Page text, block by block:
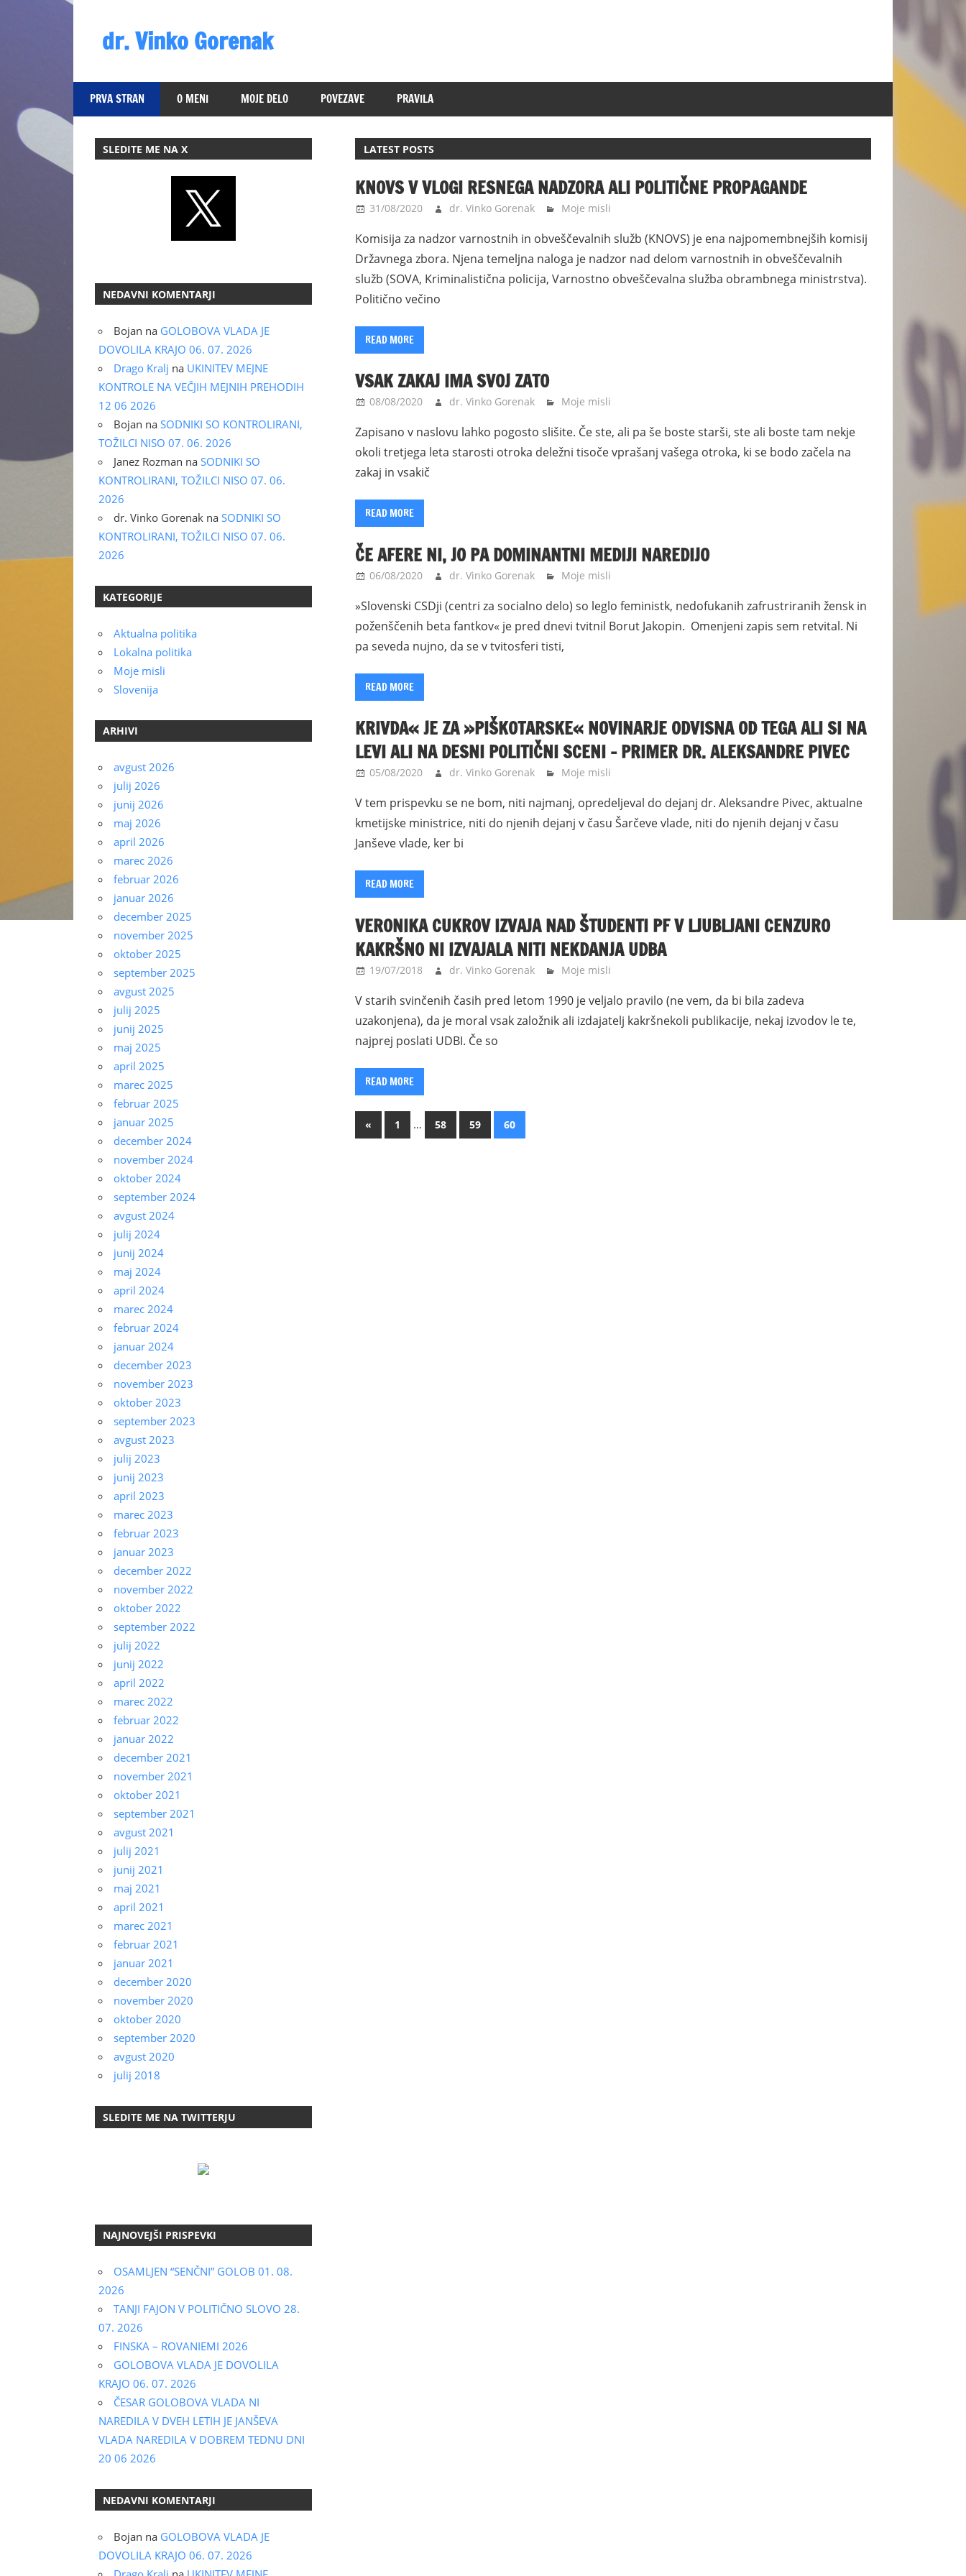
Skip
contentdr. Vinko Gorenak
poslanec
DZ
RS
PRVA STRAN O MENI MOJE DELO POVEZAVE PRAVILA
LATEST POSTS
KNOVS V VLOGI RESNEGA NADZORA ALI POLITIČNE PROPAGANDE
31/08/2020 dr. Vinko Gorenak Moje misli
Komisija za nadzor varnostnih in obveščevalnih služb (KNOVS) je ena najpomembnejših komisij
Državnega zbora. Njena temeljna naloga je nadzor nad delom varnostnih in obveščevalnih
služb (SOVA, Kriminalistična policija, Varnostno obveščevalna služba obrambnega ministrstva).
Politično večino
READ MORE
VSAK ZAKAJ IMA SVOJ ZATO
08/08/2020 dr. Vinko Gorenak Moje misli
Zapisano v naslovu lahko pogosto slišite. Če ste, ali pa še boste starši, ste ali boste tam nekje
okoli tretjega leta starosti otroka deležni tisoče vprašanj vašega otroka, ki se bodo začela na
zakaj in vsakič
READ MORE
ČE AFERE NI, JO PA DOMINANTNI MEDIJI NAREDIJO
06/08/2020 dr. Vinko Gorenak Moje misli
»Slovenski CSDji (centri za socialno delo) so leglo feministk, nedofukanih zafrustriranih žensk in
poženščenih beta fantkov« je pred dnevi tvitnil Borut Jakopin. Omenjeni zapis sem retvital. Ni
pa seveda nujno, da se v tvitosferi tisti,
READ MORE
KRIVDA« JE ZA »PIŠKOTARSKE« NOVINARJE ODVISNA OD TEGA ALI SI NA
LEVI ALI NA DESNI POLITIČNI SCENI – PRIMER DR. ALEKSANDRE PIVEC
05/08/2020 dr. Vinko Gorenak Moje misli
V tem prispevku se ne bom, niti najmanj, opredeljeval do dejanj dr. Aleksandre Pivec, aktualne
kmetijske ministrice, niti do njenih dejanj v času Šarčeve vlade, niti do njenih dejanj v času
Janševe vlade, ker bi
READ MORE
VERONIKA CUKROV IZVAJA NAD ŠTUDENTI PF V LJUBLJANI CENZURO
KAKRŠNO NI IZVAJALA NITI NEKDANJA UDBA
19/07/2018 dr. Vinko Gorenak Moje misli
V starih svinčenih časih pred letom 1990 je veljalo pravilo (ne vem, da bi bila zadeva
uzakonjena), da je moral vsak založnik ali izdajatelj kakršnekoli publikacije, nekaj izvodov le te,
najprej poslati UDBI. Če so
READ MORE
Posts
« Previous
Posts
1 … 58 59 60
SLEDITE ME NA X
NEDAVNI KOMENTARJI
Bojan na GOLOBOVA VLADA JE
DOVOLILA KRAJO 06. 07. 2026
Drago Kralj na UKINITEV MEJNE
KONTROLE NA VEČJIH MEJNIH PREHODIH
12 06 2026
Bojan na SODNIKI SO KONTROLIRANI,
TOŽILCI NISO 07. 06. 2026
Janez Rozman na SODNIKI SO
KONTROLIRANI, TOŽILCI NISO 07. 06.
2026
dr. Vinko Gorenakna SODNIKI SO
KONTROLIRANI, TOŽILCI NISO 07. 06.
2026
KATEGORIJE
Aktualna politika
Lokalna politika
Moje misli
Slovenija
ARHIVI
avgust 2026
julij 2026
junij 2026
maj 2026
april 2026
marec 2026
februar 2026
januar 2026
december 2025
november 2025
oktober 2025
september 2025
avgust 2025
julij 2025
junij 2025
maj 2025
april 2025
marec 2025
februar 2025
januar 2025
december 2024
november 2024
oktober 2024
september 2024
avgust 2024
julij 2024
junij 2024
maj 2024
april 2024
marec 2024
februar 2024
januar 2024
december 2023
november 2023
oktober 2023
september 2023
avgust 2023
julij 2023
junij 2023
april 2023
marec 2023
februar 2023
januar 2023
december 2022
november 2022
oktober 2022
september 2022
julij 2022
junij 2022
april 2022
marec 2022
februar 2022
januar 2022
december 2021
november 2021
oktober 2021
september 2021
avgust 2021
julij 2021
junij 2021
maj 2021
april 2021
marec 2021
februar 2021
januar 2021
december 2020
november 2020
oktober 2020
september 2020
avgust 2020
julij 2018
SLEDITE ME NA TWITTERJU
NAJNOVEJŠI PRISPEVKI
OSAMLJEN “SENČNI” GOLOB 01. 08.
2026
TANJI FAJON V POLITIČNO SLOVO 28.
07. 2026
FINSKA – ROVANIEMI 2026
GOLOBOVA VLADA JE DOVOLILA
KRAJO 06. 07. 2026
ČESAR GOLOBOVA VLADA NI
NAREDILA V DVEH LETIH JE JANŠEVA
VLADA NAREDILA V DOBREM TEDNU DNI
20 06 2026
NEDAVNI KOMENTARJI
Bojan na GOLOBOVA VLADA JE
DOVOLILA KRAJO 06. 07. 2026